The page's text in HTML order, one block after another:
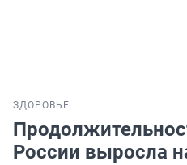
ЗДОРОВЬЕ
России выросла